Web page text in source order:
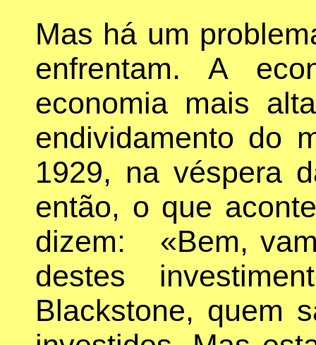
Mas há um
enfrentam. A
economia mais
endividamento do
1929, na véspera
então, o que
dizem: «Bem,
destes
Blackstone, quem